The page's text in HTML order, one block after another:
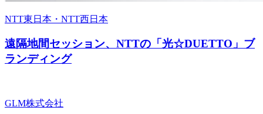
NTT東日本・NTT西日本
遠隔地間セッション、NTTの「光☆DUETTO」ブ
ランディング
GLM株式会社